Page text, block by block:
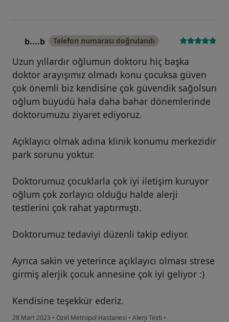
b....b Telefon numarası doğrulandı
Uzun yıllardır oğlumun doktoru hiç başka
doktor arayışımız olmadı konu çocuksa güven
çok önemli biz kendisine çok güvendik sağolsun
oğlum büyüdü hala daha bahar dönemlerinde
doktorumuzu ziyaret ediyoruz.
Açıklayıcı olmak adına klinik konumu merkezidir
park sorunu yoktur.
Doktorumuz çocuklarla çok iyi iletişim kuruyor
oğlum çok zorlayıcı olduğu halde alerji
testlerini çok rahat yaptırmıştı.
Doktorumuz tedaviyi düzenli takip ediyor.
Ayrıca sakin ve yeterince açıklayıcı olması strese
girmiş alerjik çocuk annesine çok iyi geliyor :)
Kendisine teşekkür ederiz.
28 Mart 2023 • Özel Metropol Hastanesi • Alerji Testi •